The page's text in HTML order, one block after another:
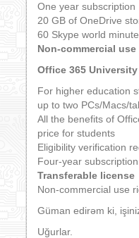
One year subscription
20 GB of OneDrive
60 Skype world
Non-commercial
Office 365 University
For higher education
up to two PCs/Macs/
All the benefits of
price for students
Eligibility verification
Four-year
Transferable license
Non-commercial use
Güman edirəm ki,
Uğurlar.